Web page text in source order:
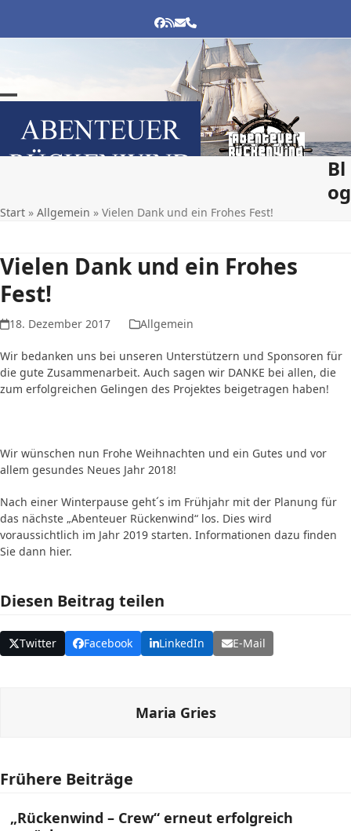
content
FACEBOOK
RSS
E-
MAIL
TELEFON
mobile
mobile
Bl
og
Start » Allgemein » Vielen Dank und ein Frohes Fest!
Vielen Dank und ein Frohes
Fest!
18. Dezember 2017 Allgemein
Wir bedanken uns bei unseren Unterstützern und Sponsoren für
die gute Zusammenarbeit. Auch sagen wir DANKE bei allen, die
zum erfolgreichen Gelingen des Projektes beigetragen haben!
Wir wünschen nun Frohe Weihnachten und ein Gutes und vor
allem gesundes Neues Jahr 2018!
Nach einer Winterpause geht´s im Frühjahr mit der Planung für
das nächste „Abenteuer Rückenwind“ los. Dies wird
voraussichtlich im Jahr 2019 starten. Informationen dazu finden
Sie dann hier.
Diesen Beitrag teilen
Twitter Facebook LinkedIn E-Mail
Maria Gries
Frühere Beiträge
„Rückenwind – Crew“ erneut erfolgreich